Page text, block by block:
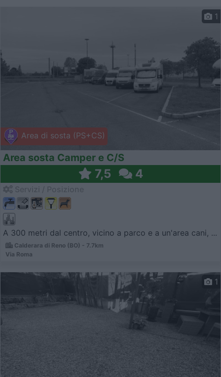
Area di sosta (PS+CS)
1
Area sosta Camper e C/S
7,5 4
A 300 metri dal centro, vicino a parco e a un'area cani, ...
Calderara di Reno (BO) - 7.7km
Via Roma
1